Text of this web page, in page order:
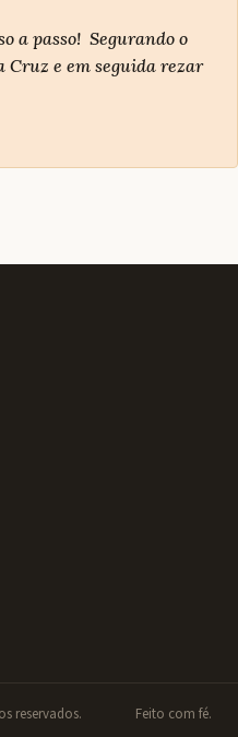
a passo! Segurando o
e em seguida rezar
reservados. Feito com fé.